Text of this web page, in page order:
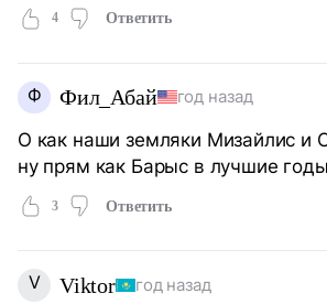
4 Ответить
Ф Фил_Абай год назад
О как наши земляки Мизайлис и
ну прям как Барыс в лучшие
3 Ответить
V Viktor год назад